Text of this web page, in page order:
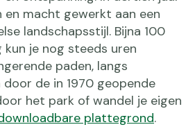
macht gewerkt aan een
landschapsstijl. Bijna 100
kun je nog steeds uren
paden, langs
de in 1970 geopende
het park of wandel je eigen
plattegrond.